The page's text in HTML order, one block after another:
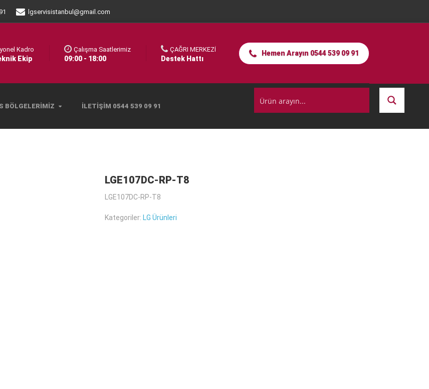
lgservisistanbul@gmail.com
BÖLGELERIMIZ İLETIŞIM 0544 539 09 91
Kadro
Ekip
Çalışma Saatlerimiz
09:00 - 18:00
ÇAĞRI MERKEZİ
Destek Hattı
Hemen Arayın 0544 539 09 91
LGE107DC-RP-T8
LGE107DC-RP-T8
Kategoriler: LG Ürünleri